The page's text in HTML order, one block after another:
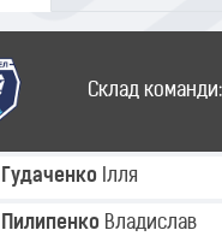
Склад команди:
Гудаченко Ілля
Пилипенко Владислав